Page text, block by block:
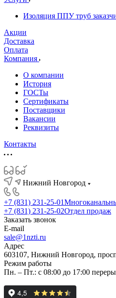
Изоляция ППУ труб
Акции
Доставка
Оплата
Компания
О компании
История
ГОСТы
Сертификаты
Поставщики
Вакансии
Реквизиты
Контакты
Нижний Новгород
+7 (831) 231-25-01
+7 (831) 231-25-02Отдел продаж
Заказать звонок
E-mail
sale@1nzti.ru
Адрес
603107, Нижний Новгород,
Режим работы
Пн. – Пт.: с 08:00 до 17:00